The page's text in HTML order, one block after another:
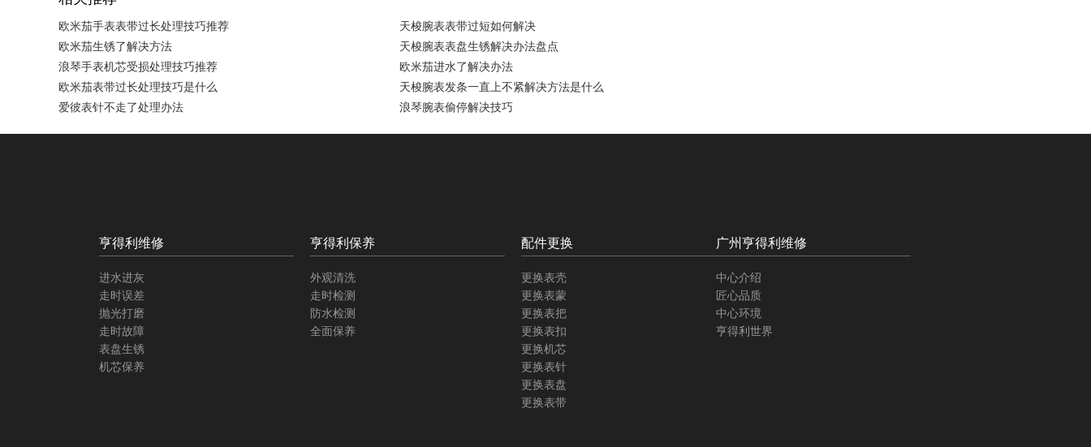
欧米茄手表表带过长处理技巧推荐
天梭腕表表带过短如何解决
欧米茄生锈了解决方法
天梭腕表表盘生锈解决办法盘点
浪琴手表机芯受损处理技巧推荐
欧米茄进水了解决办法
欧米茄表带过长处理技巧是什么
天梭腕表发条一直上不紧解决方法是什么
爱彼表针不走了处理办法
浪琴腕表偷停解决技巧
亨得利维修
进水进灰
走时误差
抛光打磨
走时故障
表盘生锈
机芯保养
亨得利保养
外观清洗
走时检测
防水检测
全面保养
配件更换
更换表壳
更换表蒙
更换表把
更换表扣
更换机芯
更换表针
更换表盘
更换表带
广州亨得利维修
中心介绍
匠心品质
中心环境
亨得利世界